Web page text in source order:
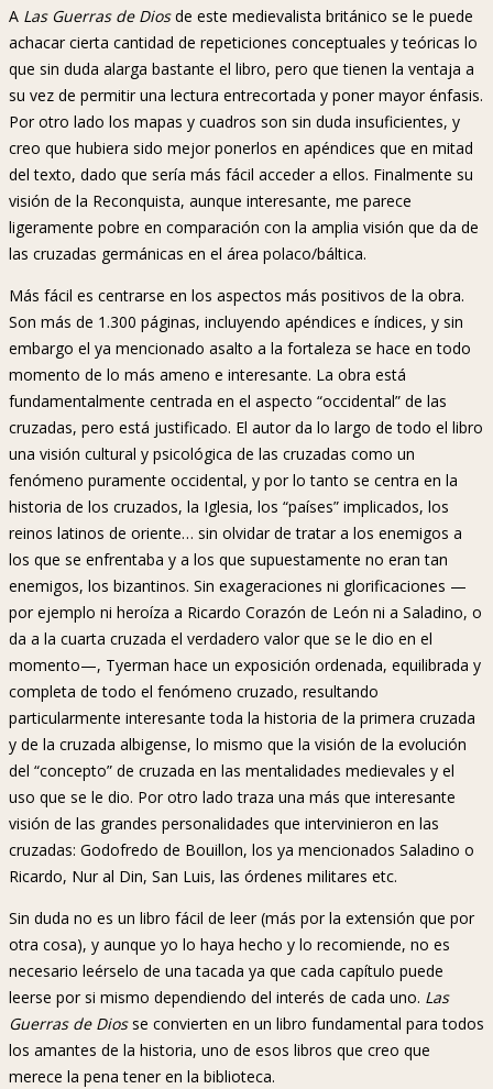
A Las Guerras de Diosde este medievalista británico se le puede
achacar cierta cantidad de repeticiones conceptuales y teóricas lo
que sin duda alarga bastante el libro, pero que tienen la ventaja a
su vez de permitir una lectura entrecortada y poner mayor énfasis.
Por otro lado los mapas y cuadros son sin duda insuficientes, y
creo que hubiera sido mejor ponerlos en apéndices que en mitad
del texto, dado que sería más fácil acceder a ellos. Finalmente su
visión de la Reconquista, aunque interesante, me parece
ligeramente pobre en comparación con la amplia visión que da de
las cruzadas germánicas en el área polaco/báltica.
Más fácil es centrarse en los aspectos más positivos de la obra.
Son más de 1.300 páginas, incluyendo apéndices e índices, y sin
embargo el ya mencionado asalto a la fortaleza se hace en todo
momento de lo más ameno e interesante. La obra está
fundamentalmente centrada en el aspecto “occidental” de las
cruzadas, pero está justificado. El autor da lo largo de todo el libro
una visión cultural y psicológica de las cruzadas como un
fenómeno puramente occidental, y por lo tanto se centra en la
historia de los cruzados, la Iglesia, los “países” implicados, los
reinos latinos de oriente… sin olvidar de tratar a los enemigos a
los que se enfrentaba y a los que supuestamente no eran tan
enemigos, los bizantinos. Sin exageraciones ni glorificaciones —
por ejemplo ni heroíza a Ricardo Corazón de León ni a Saladino, o
da a la cuarta cruzada el verdadero valor que se le dio en el
momento—, Tyerman hace un exposición ordenada, equilibrada y
completa de todo el fenómeno cruzado, resultando
particularmente interesante toda la historia de la primera cruzada
y de la cruzada albigense, lo mismo que la visión de la evolución
del “concepto” de cruzada en las mentalidades medievales y el
uso que se le dio. Por otro lado traza una más que interesante
visión de las grandes personalidades que intervinieron en las
cruzadas: Godofredo de Bouillon, los ya mencionados Saladino o
Ricardo, Nur al Din, San Luis, las órdenes militares etc.
Sin duda no es un libro fácil de leer (más por la extensión que por
otra cosa), y aunque yo lo haya hecho y lo recomiende, no es
necesario leérselo de una tacada ya que cada capítulo puede
leerse por si mismo dependiendo del interés de cada uno. Las
Guerras de Diosse convierten en un libro fundamental para todos
los amantes de la historia, uno de esos libros que creo que
merece la pena tener en la biblioteca.